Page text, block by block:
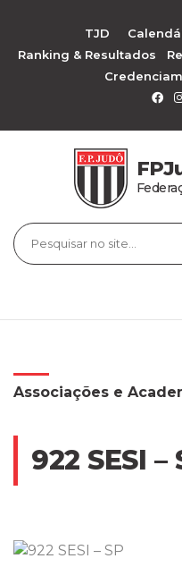
TJD
Ranking & Resultados
Associações e
922 SESI –